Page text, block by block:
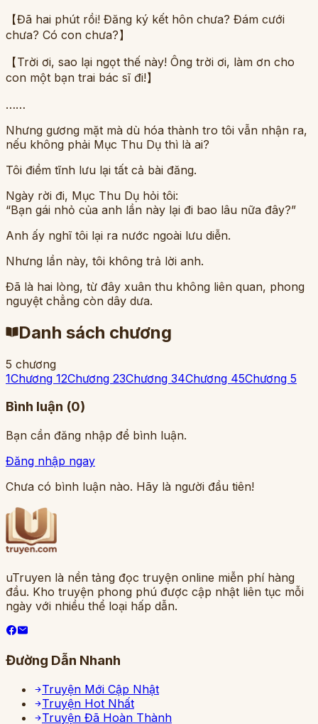
【Đã hai phút rồi! Đăng ký kết hôn chưa? Đám cưới
chưa? Có con chưa?】
【Trời ơi, sao lại ngọt thế này! Ông trời ơi, làm ơn cho
con một bạn trai bác sĩ đi!】
……
Nhưng gương mặt mà dù hóa thành tro tôi vẫn nhận ra,
nếu không phải Mục Thu Dụ thì là ai?
Tôi điềm tĩnh lưu lại tất cả bài đăng.
Ngày rời đi, Mục Thu Dụ hỏi tôi:
“Bạn gái nhỏ của anh lần này lại đi bao lâu nữa đây?”
Anh ấy nghĩ tôi lại ra nước ngoài lưu diễn.
Nhưng lần này, tôi không trả lời anh.
Đã là hai lòng, từ đây xuân thu không liên quan, phong
nguyệt chẳng còn dây dưa.
Danh sách chương
5 chương
1Chương 12Chương 23Chương 34Chương 45Chương 5
Bình luận (0)
Bạn cần đăng nhập để bình luận.
Đăng nhập ngay
Chưa có bình luận nào. Hãy là người đầu tiên!
uTruyen là nền tảng đọc truyện online miễn phí hàng
đầu. Kho truyện phong phú được cập nhật liên tục mỗi
ngày với nhiều thể loại hấp dẫn.
Đường Dẫn Nhanh
Truyện Mới Cập Nhật
Truyện Hot Nhất
Truyện Đã Hoàn Thành